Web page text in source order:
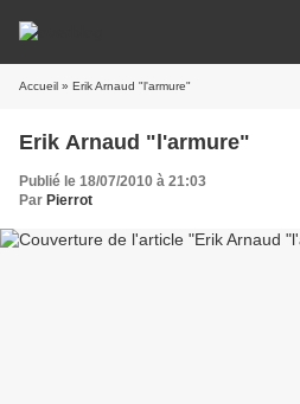
Accueil » Erik Arnaud "l'armure"
Erik Arnaud "l'armure"
Publié le 18/07/2010 à 21:03
Par Pierrot